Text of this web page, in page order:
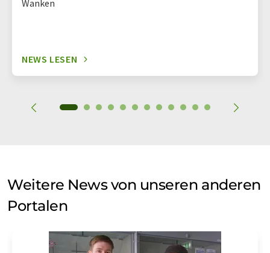
Wanken
NEWS LESEN
Weitere News von unseren anderen
Portalen